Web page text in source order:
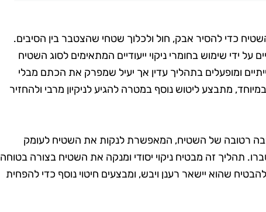
כדי להסיר אבק, חול ולכלוך שטחי שהצטבר בין הסיבים.
ידי שימוש בחומרי ניקוי ייעודיים המתאימים לסוג השטיח
ומופעלים בתהליך עדין אך יעיל שמפרק את הכתם מבלי
מתבצע ליטוש נוסף במטרה להגיע לניקיון מרבי ולהחזיר
רטובה של השטיח, המאפשרת לנקות את השטיח לעומק
תהליך זה מבטיח ניקוי יסודי ומנקה את השטיח בצורה בטוחה
שהוא יישאר רענן ויבש, ומבצעים חיטוי נוסף כדי להפחית